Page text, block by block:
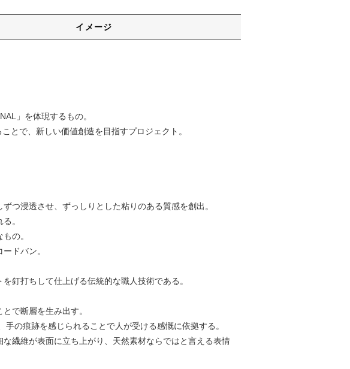
イメージ
」を体現するもの。
とで、新しい価値創造を⽬指すプロジェクト。
つ浸透させ、ずっしりとした粘りのある質感を創出。
。
の。
ドバン。
釘打ちして仕上げる伝統的な職⼈技術である。
で断層を⽣み出す。
の痕跡を感じられることで⼈が受ける感慨に依拠する。
繊維が表⾯に⽴ち上がり、天然素材ならではと⾔える表情